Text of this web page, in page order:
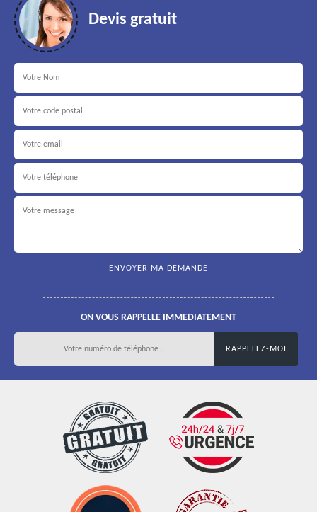
Devis gratuit
ON VOUS RAPPELLE IMMEDIATEMENT